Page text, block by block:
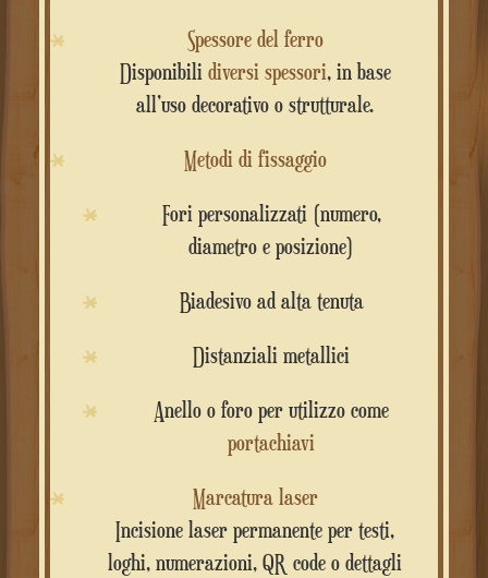
Spessore del ferro
Disponibili diversi spessori, in base
all’uso decorativo o strutturale.
Metodi di fissaggio
Fori personalizzati (numero,
diametro e posizione)
Biadesivo ad alta tenuta
Distanziali metallici
Anello o foro per utilizzo come
portachiavi
Marcatura laser
Incisione laser permanente per testi,
loghi, numerazioni, QR code o dettagli